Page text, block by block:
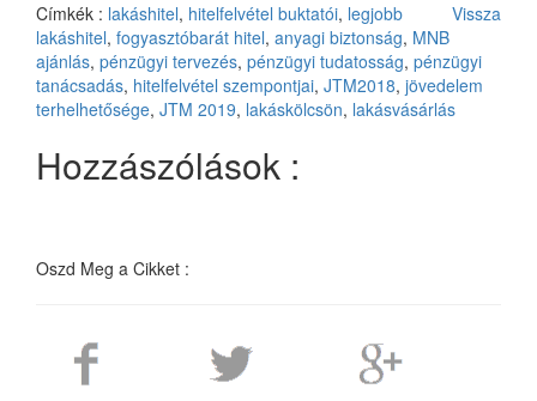
Vissza
Címkék : lakáshitel, hitelfelvétel buktatói, legjobb
lakáshitel, fogyasztóbarát hitel, anyagi biztonság, MNB
ajánlás, pénzügyi tervezés, pénzügyi tudatosság, pénzügyi
tanácsadás, hitelfelvétel szempontjai, JTM2018, jövedelem
terhelhetősége, JTM 2019, lakáskölcsön, lakásvásárlás
Hozzászólások :
Oszd Meg a Cikket :